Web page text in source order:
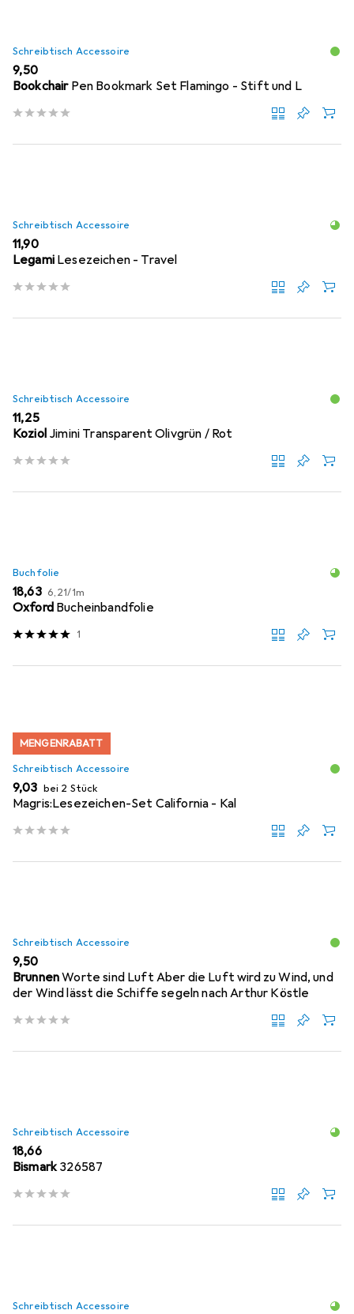
Schreibtisch Accessoire
EUR
9,50
Bookchair Pen Bookmark Set Flamingo - Stift und L
Schreibtisch Accessoire
EUR
11,90
Legami Lesezeichen - Travel
Schreibtisch Accessoire
EUR
11,25
Koziol Jimini Transparent Olivgrün / Rot
Buchfolie
EUR
18,63 EUR
6,21/1m
Oxford Bucheinbandfolie
1
MENGENRABATT
Schreibtisch Accessoire
EUR
9,03 bei 2 Stück
Magris:Lesezeichen-Set California - Kal
Schreibtisch Accessoire
EUR
9,50
BrunnenWorte sind Luft Aber die Luft wird zu Wind, und
der Wind lässt die Schiffe segeln nach Arthur Köstle
Schreibtisch Accessoire
EUR
18,66
Bismark326587
Schreibtisch Accessoire